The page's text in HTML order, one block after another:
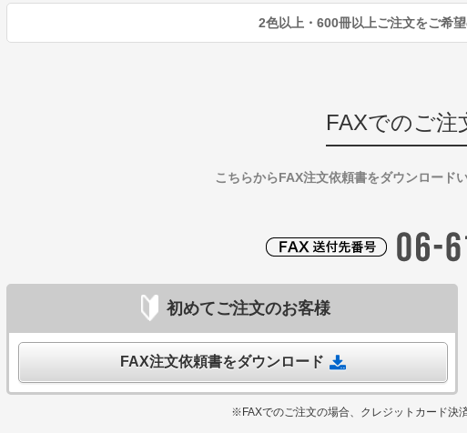
2色以上・600冊以上ご注文をご希
FAXでのご注
こちらからFAX注文依頼書をダウンロード
初めてご注文のお客様
FAX注文依頼書をダウンロード
※FAXでのご注文の場合、クレジットカード決